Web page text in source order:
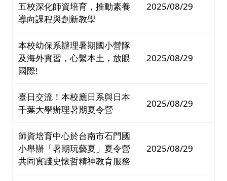
五校深化師資培育，推動素養
導向課程與創新教學
2025/08/29
本校幼保系辦理暑期國小營隊
及海外實習，心繫本土，放眼
國際!
2025/08/29
臺日交流！本校應日系與日本
千葉大學辦理暑期夏令營
2025/08/29
師資培育中心於台南市石門國
小舉辦「暑期玩藝夏」夏令營
共同實踐史懷哲精神教育服務
2025/08/29